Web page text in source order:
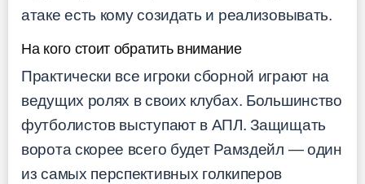
атаке есть кому созидать и реализовывать.
На кого стоит обратить внимание
Практически все игроки сборной играют на
ведущих ролях в своих клубах. Большинство
футболистов выступают в АПЛ. Защищать
ворота скорее всего будет Рамздейл — один
из самых перспективных голкиперов